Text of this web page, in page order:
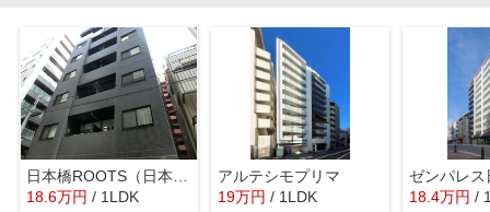
18.6万円 / 1LDK
アルテシモプリマ
19万円 / 1LDK
ゼンパレス
18.4万円 /